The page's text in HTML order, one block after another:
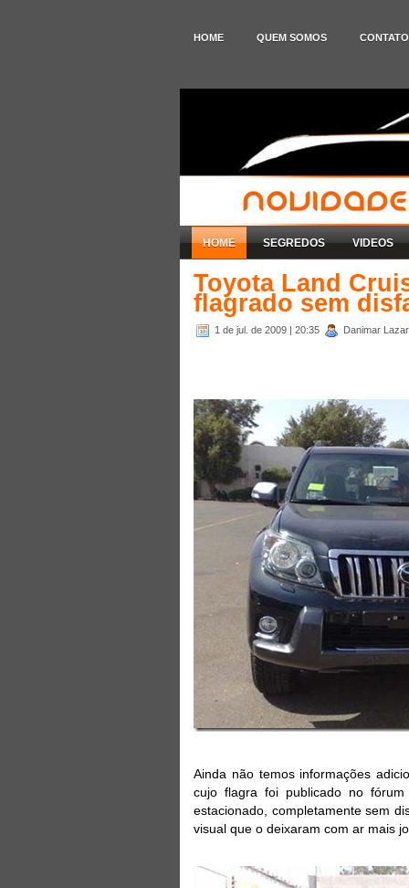
HOME QUEM SOMOS CONTATO
HOME SEGREDOS VIDEOS
Toyota Land
flagrado sem
1 de jul. de 2009 | 20:35 Danimar
Ainda não temos informações
cujo flagra foi publicado no fórum
estacionado, completamente sem
visual que o deixaram com ar mais